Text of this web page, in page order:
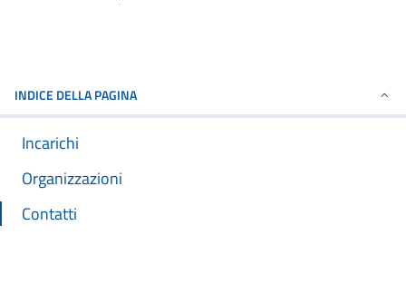
INDICE DELLA PAGINA
Incarichi
Organizzazioni
Contatti